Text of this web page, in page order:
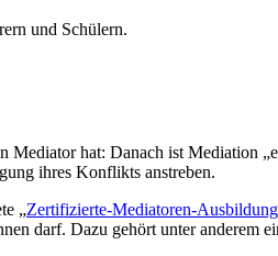
und Schülern.
hat: Danach ist Mediation
ihres Konflikts anstreben.
„Zertifizierte-Mediatoren-
darf. Dazu gehört unter anderem